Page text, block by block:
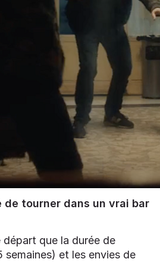
tourner dans un vrai bar
départ que la durée de
semaines) et les envies de